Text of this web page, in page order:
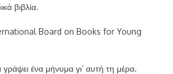
βιβλία.
Board on Books for Young
ένα μήνυμα γι’ αυτή τη μέρα.